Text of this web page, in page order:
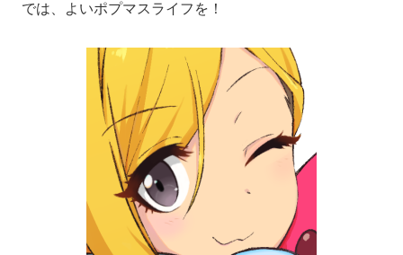
では、よいポプマスライフを！